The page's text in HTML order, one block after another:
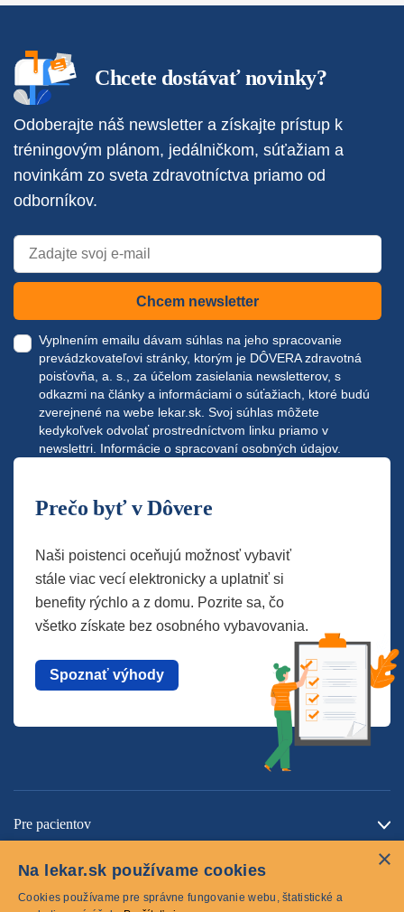
Chcete dostávať novinky?
Odoberajte náš newsletter a získajte prístup k
tréningovým plánom, jedálničkom, súťažiam a
novinkám zo sveta zdravotníctva priamo od
odborníkov.
Chcem newsletter
Vyplnením emailu dávam súhlas na jeho spracovanie
prevádzkovateľovi stránky, ktorým je DÔVERA zdravotná
poisťovňa, a. s., za účelom zasielania newsletterov, s
odkazmi na články a informáciami o súťažiach, ktoré budú
zverejnené na webe lekar.sk. Svoj súhlas môžete
kedykoľvek odvolať prostredníctvom linku priamo v
newslettri. Informácie o spracovaní osobných údajov.
Prečo byť v Dôvere
Naši poistenci oceňujú možnosť vybaviť
stále viac vecí elektronicky a uplatniť si
benefity rýchlo a z domu. Pozrite sa, čo
všetko získate bez osobného vybavovania.
Spoznať výhody
Pre pacientov
×
Na lekar.sk používame cookies
Cookies používame pre správne fungovanie webu, štatistické a